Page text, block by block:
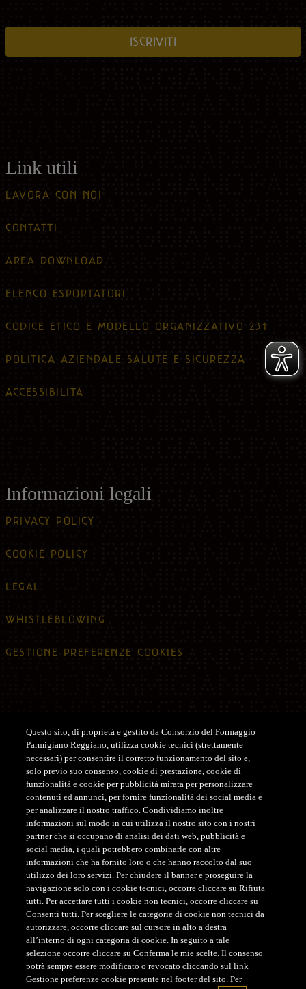
ISCRIVITI
Link utili
LAVORA CON NOI
CONTATTI
AREA DOWNLOAD
ELENCO ESPORTATORI
CODICE ETICO E MODELLO ORGANIZZATIVO 231
POLITICA AZIENDALE SALUTE E SICUREZZA
ACCESSIBILITÀ
Informazioni legali
PRIVACY POLICY
COOKIE POLICY
LEGAL
WHISTLEBLOWING
GESTIONE PREFERENZE COOKIES
Assistenza
ASSISTENZA CLIENTI SHOP
Tel. +39 0522-122122
customerservice@parmigianoreggiano.it
ASSISTENZA CLIENTI CONCORSO
Tel. +39 379 193 8871
CONSORZIO DEL FORMAGGIO PARMIGIANO REGGIANO
- Via Kennedy, 18, 42124 - Reggio Emilia - Italia - Tel.
Questo sito, di proprietà e gestito da Consorzio del Formaggio
Parmigiano Reggiano, utilizza cookie tecnici (strettamente
necessari) per consentire il corretto funzionamento del sito e,
solo previo suo consenso, cookie di prestazione, cookie di
funzionalità e cookie per pubblicità mirata per personalizzare
contenuti ed annunci, per fornire funzionalità dei social media e
per analizzare il nostro traffico. Condividiamo inoltre
informazioni sul modo in cui utilizza il nostro sito con i nostri
partner che si occupano di analisi dei dati web, pubblicità e
social media, i quali potrebbero combinarle con altre
informazioni che ha fornito loro o che hanno raccolto dal suo
utilizzo dei loro servizi. Per chiudere il banner e proseguire la
navigazione solo con i cookie tecnici, occorre cliccare su Rifiuta
tutti. Per accettare tutti i cookie non tecnici, occorre cliccare su
Consenti tutti. Per scegliere le categorie di cookie non tecnici da
autorizzare, occorre cliccare sul cursore in alto a destra
all’interno di ogni categoria di cookie. In seguito a tale
selezione occorre cliccare su Conferma le mie scelte. Il consenso
potrà sempre essere modificato o revocato cliccando sul link
Gestione preferenze cookie presente nel footer del sito. Per